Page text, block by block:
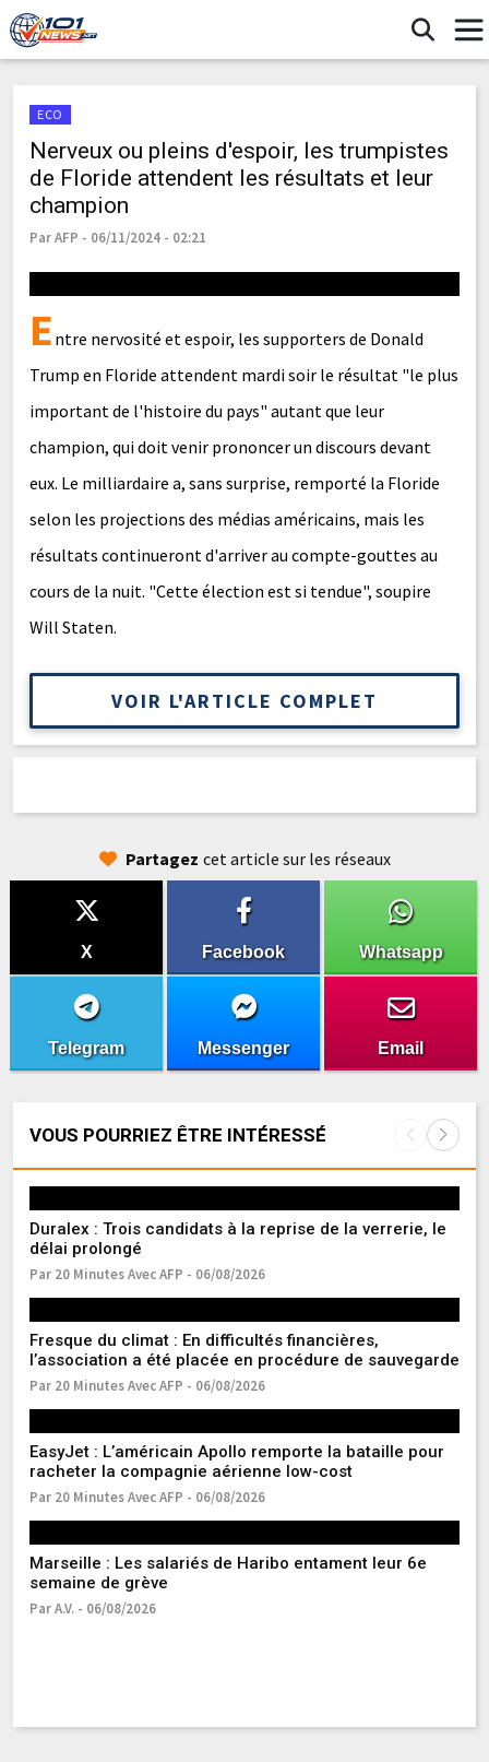
ECO
Nerveux ou pleins d'espoir, les trumpistes
de Floride attendent les résultats et leur
champion
Par AFP - 06/11/2024 - 02:21
Entre nervosité et espoir, les supporters de Donald
Trump en Floride attendent mardi soir le résultat "le plus
important de l'histoire du pays" autant que leur
champion, qui doit venir prononcer un discours devant
eux. Le milliardaire a, sans surprise, remporté la Floride
selon les projections des médias américains, mais les
résultats continueront d'arriver au compte-gouttes au
cours de la nuit. "Cette élection est si tendue", soupire
Will Staten.
VOIR L'ARTICLE COMPLET
Partagez cet article sur les réseaux
X Facebook Whatsapp
Telegram Messenger Email
VOUS POURRIEZ ÊTRE INTÉRESSÉ
Duralex : Trois candidats à la reprise de la verrerie, le
délai prolongé
Par 20 Minutes Avec AFP - 06/08/2026
Fresque du climat : En difficultés financières,
l’association a été placée en procédure de sauvegarde
Par 20 Minutes Avec AFP - 06/08/2026
EasyJet : L’américain Apollo remporte la bataille pour
racheter la compagnie aérienne low-cost
Par 20 Minutes Avec AFP - 06/08/2026
Marseille : Les salariés de Haribo entament leur 6e
semaine de grève
Par A.V. - 06/08/2026